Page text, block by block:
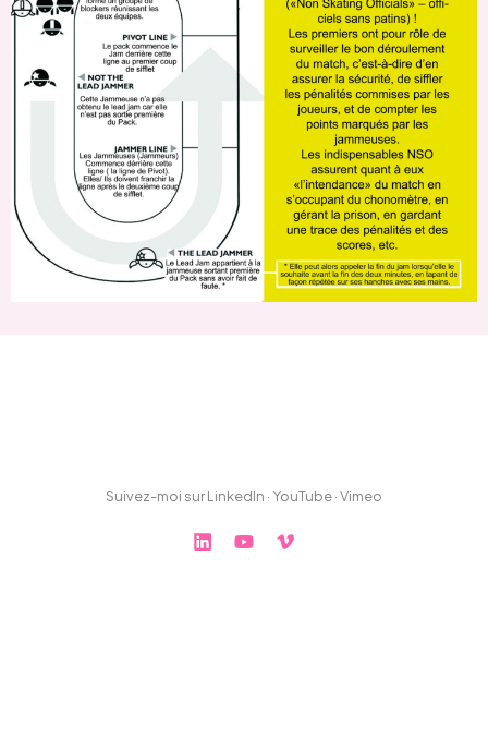
Suivez-moi sur LinkedIn · YouTube · Vimeo